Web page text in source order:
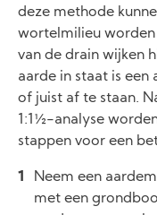
deze methode
wortelmilieu
van de drain wijken
aarde in staat is een
of juist af te staan.
1:1½-analyse
stappen voor een
Neem een
met een